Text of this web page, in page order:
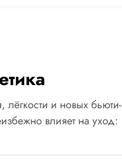
и новых бьюти-
влияет на уход: